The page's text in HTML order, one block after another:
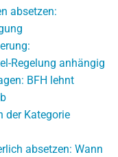
absetzen:
Regelung anhängig
BFH lehnt
der Kategorie
absetzen: Wann